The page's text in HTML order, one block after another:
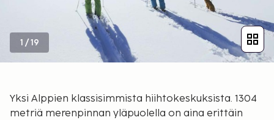
1 /19
Yksi Alppien klassisimmista hiihtokeskuksista. 1304
metriä merenpinnan yläpuolella on aina erittäin